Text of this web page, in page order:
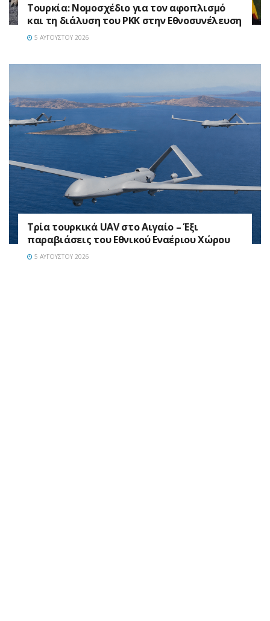
Τουρκία: Νομοσχέδιο για τον αφοπλισμό
και τη διάλυση του PKK στην Εθνοσυνέλευση
5 ΑΥΓΟΎΣΤΟΥ 2026
Τρία τουρκικά UAV στο Αιγαίο – Έξι
παραβιάσεις του Εθνικού Εναέριου Χώρου
5 ΑΥΓΟΎΣΤΟΥ 2026